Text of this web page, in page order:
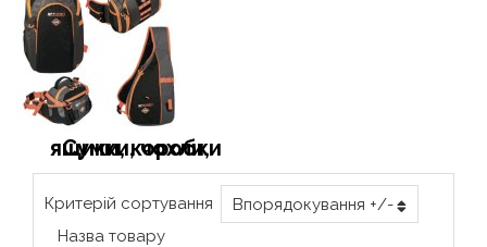
Сумки, чохли, ящики, коробки
Критерій сортування
Впорядокування +/-
Назва товару